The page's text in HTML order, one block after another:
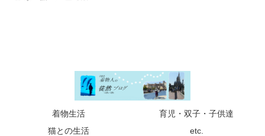
着物生活
育児・双子・子供達
猫との生活
etc.